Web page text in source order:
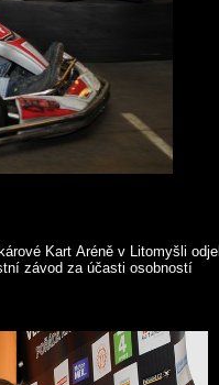
Kart Aréně v Litomyšli odjel
závod za účasti osobností